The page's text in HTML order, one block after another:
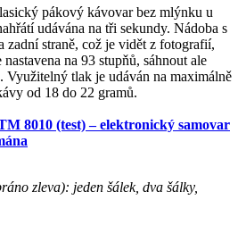
pákový kávovar bez mlýnku u
udávána na tři sekundy. Nádoba s
zadní straně, což je vidět z fotografií,
na 93 stupňů, sáhnout ale
Využitelný tlak je udáván na maximálně
od 18 do 22 gramů.
8010 (test) – elektronický samovar
zleva): jeden šálek, dva šálky,